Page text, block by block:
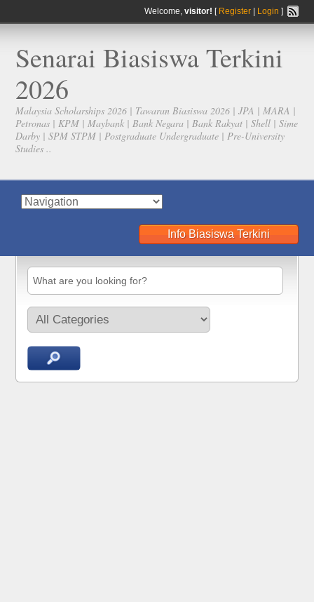
Welcome, visitor! [ Register| Login ]
Senarai Biasiswa Terkini
2026
Malaysia Scholarships 2026 | Tawaran Biasiswa 2026 | JPA | MARA |
Petronas | KPM | Maybank | Bank Negara | Bank Rakyat | Shell | Sime
Darby | SPM STPM | Postgraduate Undergraduate | Pre-University
Studies ..
Info Biasiswa Terkini